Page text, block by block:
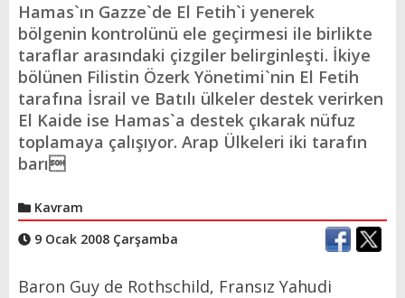
Hamas`ın Gazze`de El Fetih`i yenerek
bölgenin kontrolünü ele geçirmesi ile birlikte
taraflar arasındaki çizgiler belirginleşti. İkiye
bölünen Filistin Özerk Yönetimi`nin El Fetih
tarafına İsrail ve Batılı ülkeler destek verirken
El Kaide ise Hamas`a destek çıkarak nüfuz
toplamaya çalışıyor. Arap Ülkeleri iki tarafın
barı
Kavram
9 Ocak 2008 Çarşamba
Baron Guy de Rothschild, Fransız Yahudi